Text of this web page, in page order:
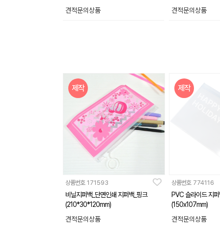
견적문의상품
견적문의상품
제작
상품번호 171593
비닐지퍼백_단면인쇄 지퍼백_핑크
(210*30*120mm)
견적문의상품
제작
상품번호 774116
PVC 슬라이드 지
(150x107mm)
견적문의상품